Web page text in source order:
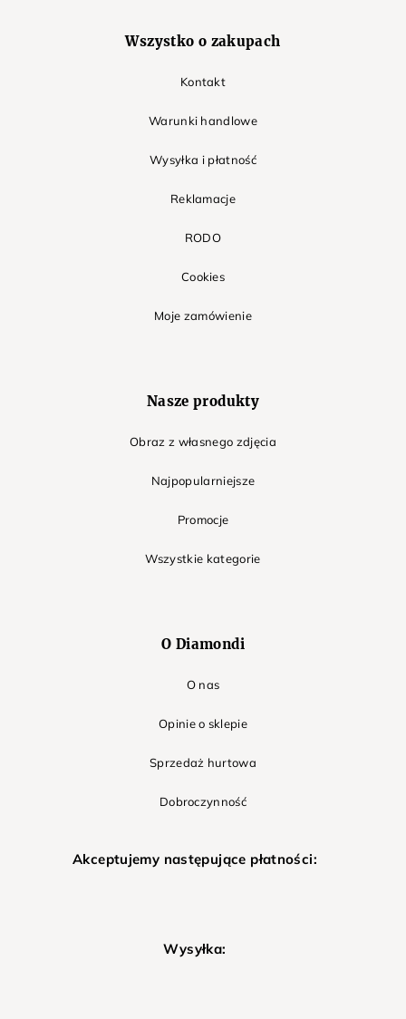
Wszystko o zakupach
Kontakt
Warunki handlowe
Wysyłka i płatność
Reklamacje
RODO
Cookies
Moje zamówienie
Nasze produkty
Obraz z własnego zdjęcia
Najpopularniejsze
Promocje
Wszystkie kategorie
O Diamondi
O nas
Opinie o sklepie
Sprzedaż hurtowa
Dobroczynność
Akceptujemy następujące płatności:
Wysyłka: